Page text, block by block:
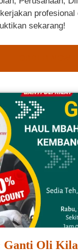
profesional
sekarang!
Oli